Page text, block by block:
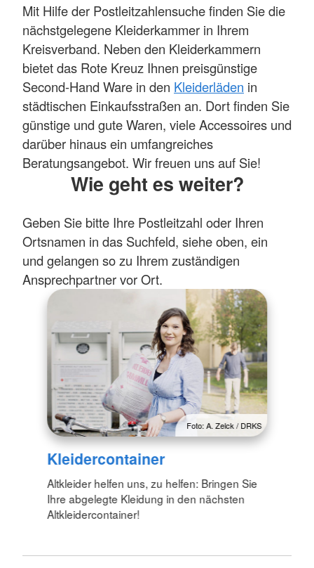
Mit Hilfe der Postleitzahlensuche finden Sie die
nächstgelegene Kleiderkammer in Ihrem
Kreisverband. Neben den Kleiderkammern
bietet das Rote Kreuz Ihnen preisgünstige
Second-Hand Ware in den Kleiderläden in
städtischen Einkaufsstraßen an. Dort finden Sie
günstige und gute Waren, viele Accessoires und
darüber hinaus ein umfangreiches
Beratungsangebot. Wir freuen uns auf Sie!
Wie geht es weiter?
Geben Sie bitte Ihre Postleitzahl oder Ihren
Ortsnamen in das Suchfeld, siehe oben, ein
und gelangen so zu Ihrem zuständigen
Ansprechpartner vor Ort.
Foto: A. Zelck / DRKS
Kleidercontainer
Altkleider helfen uns, zu helfen: Bringen Sie
Ihre abgelegte Kleidung in den nächsten
Altkleidercontainer!